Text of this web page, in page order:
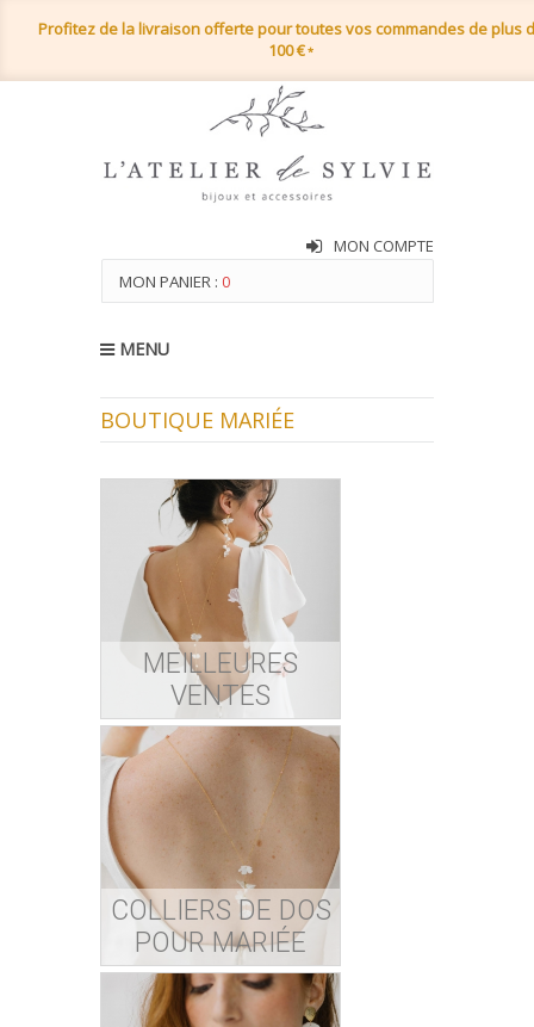
Profitez de la livraison offerte pour toutes vos commandes de plus
100 €*
MON COMPTE
MON PANIER : 0
MENU
BOUTIQUE MARIÉE
MEILLEURES
VENTES
COLLIERS DE DOS
POUR MARIÉE